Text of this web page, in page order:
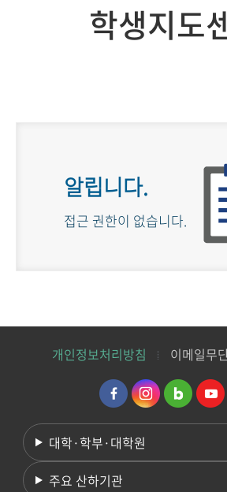
학생지도
알립니다.
접근 권한이 없습니다.
개인정보처리방침 이메일무
대학·학부·대학원
주요 산하기관